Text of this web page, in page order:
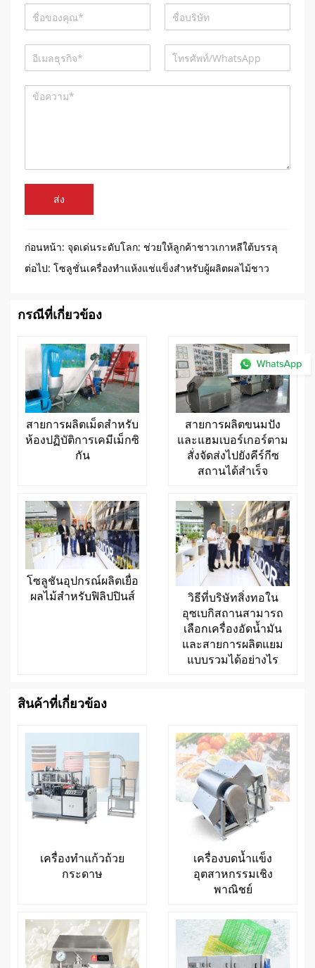
ส่ง
ก่อนหน้า: จุดเด่นระดับโลก: ช่วยให้ลูกค้าชาวเกาหลีใต้บรรลุ
เป้าหมาย 300% ก้าวกระโดดในด้านกำลังการผลิต
ต่อไป: โซลูชั่นเครื่องทำแห้งแช่แข็งสำหรับผู้ผลิตผลไม้ชาว
กรณีที่เกี่ยวข้อง
สายการผลิตเม็ดสำหรับ
ห้องปฏิบัติการเคมีเม็กซิ
กัน
สายการผลิตขนมปัง
และแฮมเบอร์เกอร์ตาม
สั่งจัดส่งไปยังคีร์กีซ
สถานได้สำเร็จ
โซลูชันอุปกรณ์ผลิตเยื่อ
ผลไม้สำหรับฟิลิปปินส์
วิธีที่บริษัทสิ่งทอใน
อุซเบกิสถานสามารถ
เลือกเครื่องอัดน้ำมัน
และสายการผลิตแยม
แบบรวมได้อย่างไร
สินค้าที่เกี่ยวข้อง
เครื่องทำแก้วถ้วย
กระดาษ
เครื่องบดน้ำแข็ง
อุตสาหกรรมเชิง
พาณิชย์